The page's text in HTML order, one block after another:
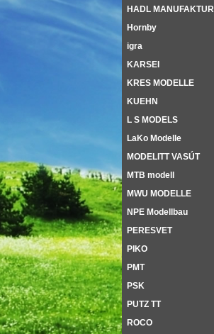
HADL MANUFAKTUR
Hornby
igra
KARSEI
KRES MODELLE
KUEHN
L S MODELS
LaKo Modelle
MODELITT VASÚT
MTB modell
MWU MODELLE
NPE Modellbau
PERESVET
PIKO
PMT
PSK
PUTZ TT
ROCO